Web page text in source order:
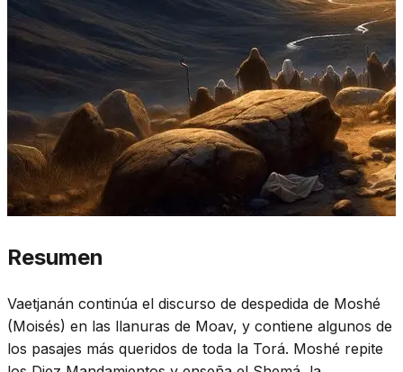
Resumen
Vaetjanán continúa el discurso de despedida de Moshé
(Moisés) en las llanuras de Moav, y contiene algunos de
los pasajes más queridos de toda la Torá. Moshé repite